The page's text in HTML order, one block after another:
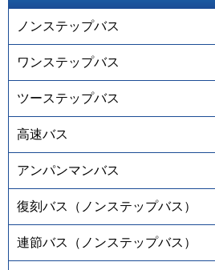
ノンステップバス
ワンステップバス
ツーステップバス
高速バス
アンパンマンバス
復刻バス（ノンステップバス）
連節バス（ノンステップバス）